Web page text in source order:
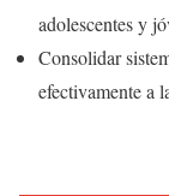
adolescentes y
Consolidar
efectivamente a